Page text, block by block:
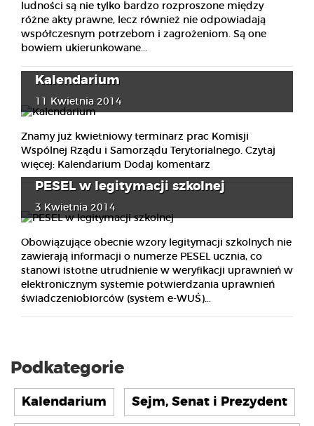
ludności są nie tylko bardzo rozproszone między
różne akty prawne, lecz również nie odpowiadają
współczesnym potrzebom i zagrożeniom. Są one
bowiem ukierunkowane...
Kalendarium
11 Kwietnia 2014
Znamy już kwietniowy terminarz prac Komisji
Wspólnej Rządu i Samorządu Terytorialnego. Czytaj
więcej: Kalendarium Dodaj komentarz
PESEL w legitymacji szkolnej
3 Kwietnia 2014
Obowiązujące obecnie wzory legitymacji szkolnych nie
zawierają informacji o numerze PESEL ucznia, co
stanowi istotne utrudnienie w weryfikacji uprawnień w
elektronicznym systemie potwierdzania uprawnień
świadczeniobiorców (system e-WUŚ)...
Podkategorie
Kalendarium Sejm, Senat i Prezydent